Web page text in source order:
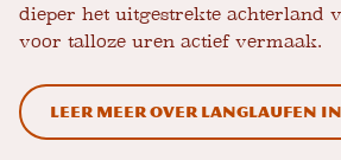
dieper het uitgestrekte achterland
voor talloze uren actief vermaak.
Leer meer over langlaufen